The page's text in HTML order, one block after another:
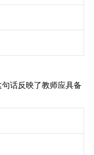
话反映了教师应具备